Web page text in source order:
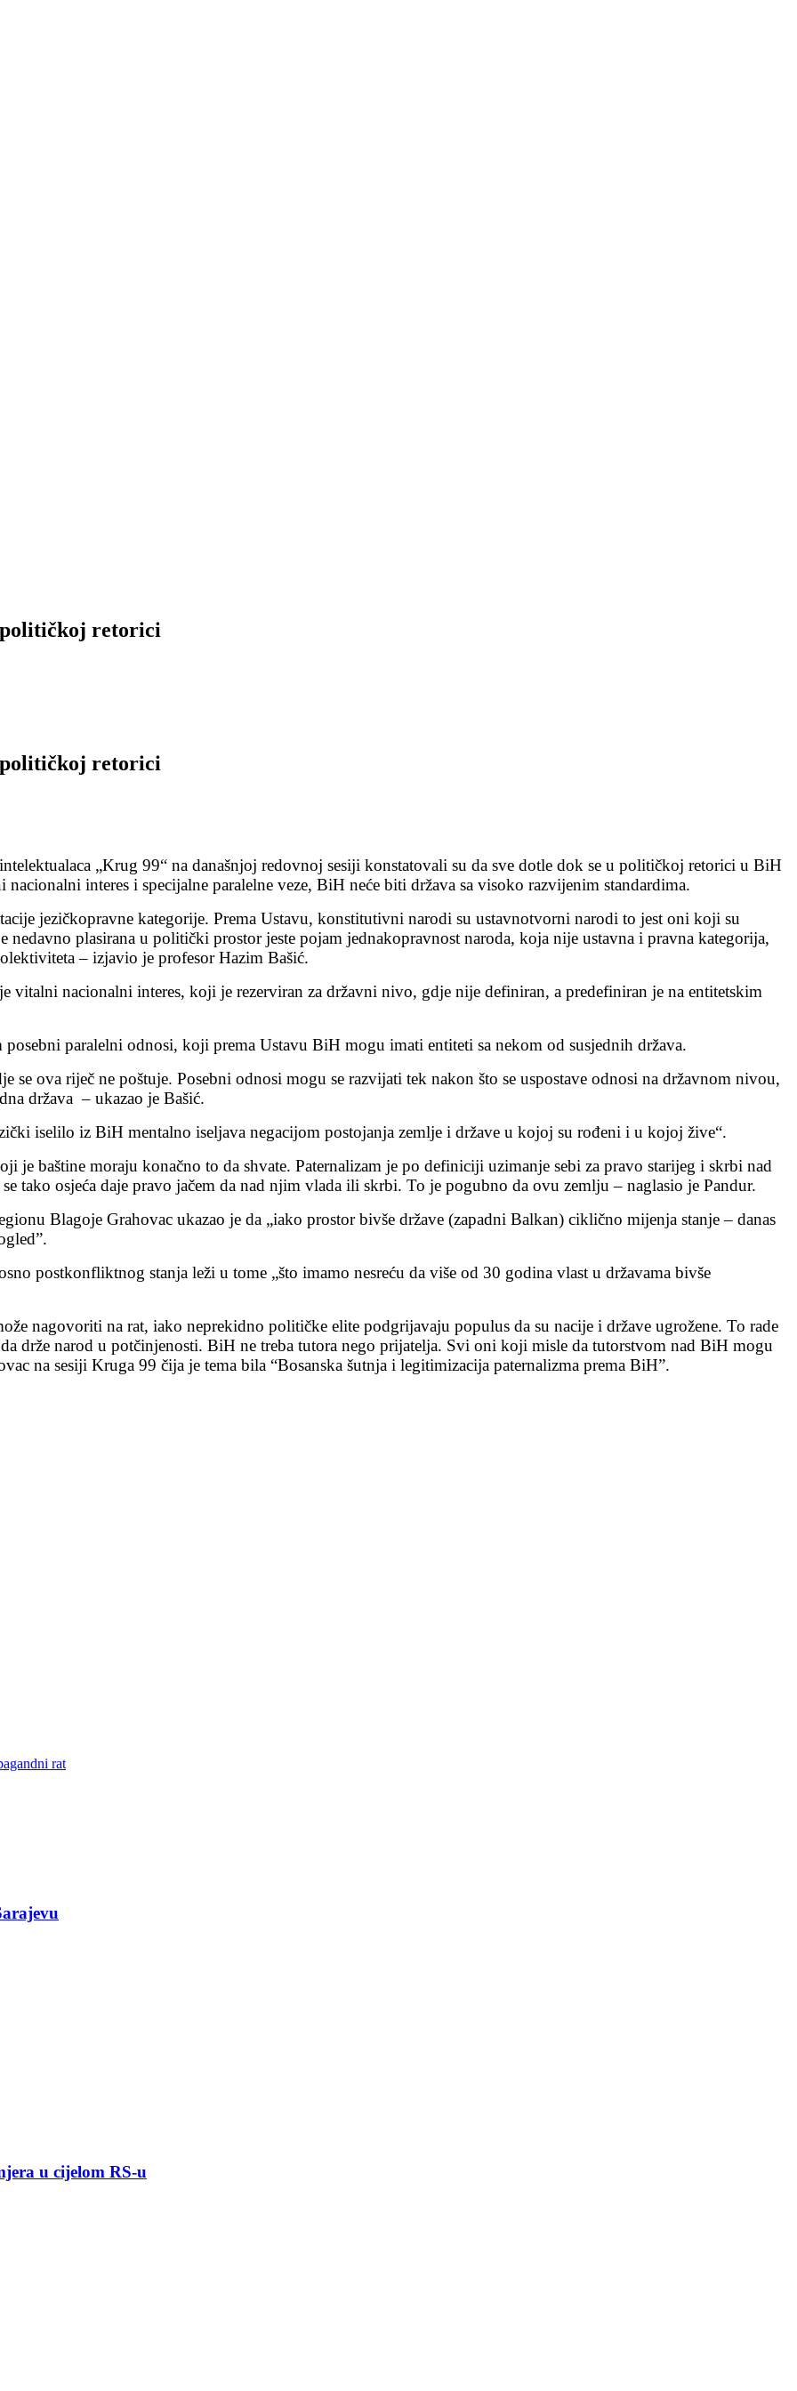
retorici
retorici
„Krug 99“ na današnjoj redovnoj sesiji konstatovali su da sve dotle dok se u političkoj retorici u BiH
interes i specijalne paralelne veze, BiH neće biti država sa visoko razvijenim standardima.
jezičkopravne kategorije. Prema Ustavu, konstitutivni narodi su ustavnotvorni narodi to jest oni koji su
plasirana u politički prostor jeste pojam jednakopravnost naroda, koja nije ustavna i pravna kategorija,
– izjavio je profesor Hazim Bašić.
nacionalni interes, koji je rezerviran za državni nivo, gdje nije definiran, a predefiniran je na entitetskim
paralelni odnosi, koji prema Ustavu BiH mogu imati entiteti sa nekom od susjednih država.
se ova riječ ne poštuje. Posebni odnosi mogu se razvijati tek nakon što se uspostave odnosi na državnom nivou,
država – ukazao je Bašić.
iselilo iz BiH mentalno iseljava negacijom postojanja zemlje i države u kojoj su rođeni i u kojoj žive“.
baštine moraju konačno to da shvate. Paternalizam je po definiciji uzimanje sebi za pravo starijeg i skrbi nad
tako osjeća daje pravo jačem da nad njim vlada ili skrbi. To je pogubno da ovu zemlju – naglasio je Pandur.
Blagoje Grahovac ukazao je da „iako prostor bivše države (zapadni Balkan) ciklično mijenja stanje – danas
postkonfliktnog stanja leži u tome „što imamo nesreću da više od 30 godina vlast u državama bivše
nagovoriti na rat, iako neprekidno političke elite podgrijavaju populus da su nacije i države ugrožene. To rade
drže narod u potčinjenosti. BiH ne treba tutora nego prijatelja. Svi oni koji misle da tutorstvom nad BiH mogu
na sesiji Kruga 99 čija je tema bila “Bosanska šutnja i legitimizacija paternalizma prema BiH”.
rat
u cijelom RS-u